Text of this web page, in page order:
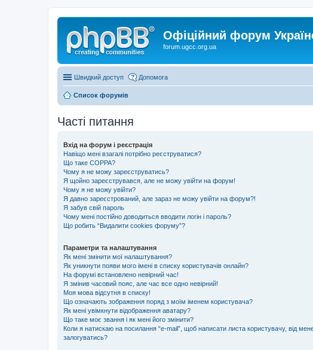
Офіційний форум
forum.ugcc.org.ua
Швидкий доступ Допомога
Список форумів
Часті питання
Вхід на форум і реєстрація
Навіщо мені взагалі потрібно реєструватися?
Що таке COPPA?
Чому я не можу зареєструватись?
Я щойно зареєструвався, але не можу увійти на форум!
Чому я не можу увійти?
Я давно зареєстрований, але зараз не можу увійти на форум?!
Я забув свій пароль
Чому мені постійно доводиться вводити логін і пароль?
Що робить “Видалити cookies форуму”?
Параметри та налаштування
Як мені змінити мої налаштування?
Як уникнути появи мого імені в списку користувачів онлайн?
На форумі встановлено невірний час!
Я змінив часовий пояс, але час все одно невірний!
Моя мова відсутня в списку!
Що означають зображення поряд з моїм іменем користувача?
Як мені увімкнути відображення аватару?
Що таке моє звання і як мені його змінити?
Коли я натискаю на посилання “e-mail”, щоб написати листа користувачу, від
залогуватись?